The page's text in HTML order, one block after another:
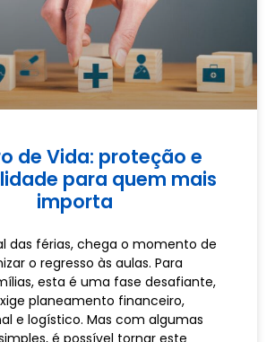
de Vida: proteção e
para quem mais
importa
das férias, chega o momento de
o regresso às aulas. Para
esta é uma fase desafiante,
planeamento financeiro,
e logístico. Mas com algumas
é possível tornar este